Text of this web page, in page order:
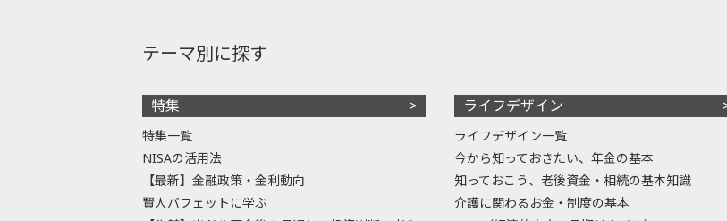
テーマ別に探す
特集
特集一覧
NISAの活用法
【最新】金融政策・金利動向
賢人バフェットに学ぶ
ライフデザイン
ライフデザイン一覧
今から知っておきたい、年金の基本
知っておこう、老後資金・相続の基本知識
介護に関わるお金・制度の基本